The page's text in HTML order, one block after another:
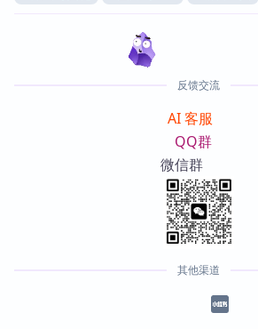
反馈交流
AI 客服
QQ群
微信群
其他渠道